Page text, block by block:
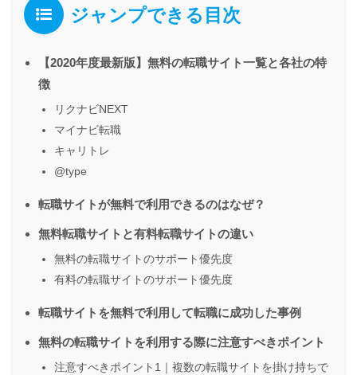
ジャンプできる目次
【2020年度最新版】無料の転職サイト一覧と各社の特
徴
リクナビNEXT
マイナビ転職
キャリトレ
@type
転職サイトが無料で利用できるのはなぜ？
無料転職サイトと有料転職サイトの違い
無料の転職サイトのサポート優先度
有料の転職サイトのサポート優先度
転職サイトを無料で利用して転職に成功した事例
無料の転職サイトを利用する際に注意すべきポイント
注意すべきポイント1｜複数の転職サイトを掛け持ちで